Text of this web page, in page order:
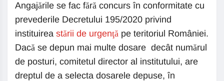
Angajările se fac fără concurs în conformitate cu
prevederile Decretului 195/2020 privind
instituirea stării de urgenţă pe teritoriul României.
Dacă se depun mai multe dosare decât numărul
de posturi, comitetul director al institutului, are
dreptul de a selecta dosarele depuse, în